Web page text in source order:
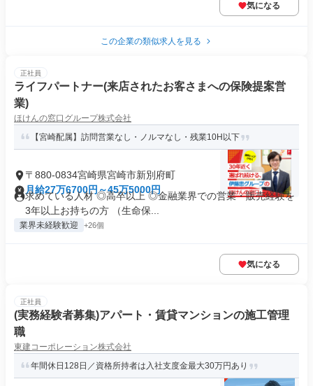
気になる
この企業の類似求人を見る
正社員
ライフパートナー(来店されたお客さまへの保険提案営
業)
ほけんの窓口グループ株式会社
【宮崎配属】訪問営業なし・ノルマなし・残業10H以下
〒880-0834宮崎県宮崎市新別府町
月給27万6700円～45万5000円
求めている人材 ◎高卒以上 ◎金融業界での営業・販売経験を
3年以上お持ちの方 （生命保...
業界未経験歓迎 +26個
気になる
正社員
(実務経験者募集)アパート・賃貸マンションの施工管理
職
東建コーポレーション株式会社
年間休日128日／資格所持者は入社支度金最大30万円あり